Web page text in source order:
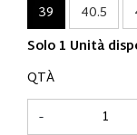
39 40.5
Solo 1 Unità
QTÀ
-